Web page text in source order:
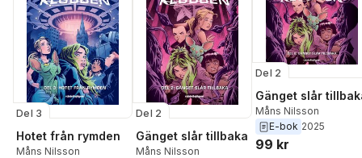
Del 3
Hotet från rymden
Måns Nilsson
Del 2
Gänget slår tillbaka
Måns Nilsson
Del 2
Gänget slår
Måns Nilsson
E-bok 2025
99 kr